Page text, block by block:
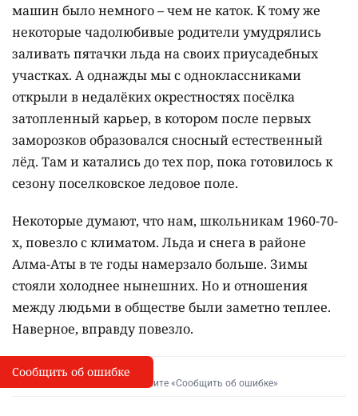
машин было немного – чем не каток. К тому же
некоторые чадолюбивые родители умудрялись
заливать пятачки льда на своих приусадебных
участках. А однажды мы с одноклассниками
открыли в недалёких окрестностях посёлка
затопленный карьер, в котором после первых
заморозков образовался сносный естественный
лёд. Там и катались до тех пор, пока готовилось к
сезону поселковское ледовое поле.
Некоторые думают, что нам, школьникам 1960-70-
х, повезло с климатом. Льда и снега в районе
Алма-Аты в те годы намерзало больше. Зимы
стояли холоднее нынешних. Но и отношения
между людьми в обществе были заметно теплее.
Наверное, вправду повезло.
I
Сообщить об опечатке
Выделите фрагмент и нажмите «Сообщить об ошибке»
Сообщить об ошибке